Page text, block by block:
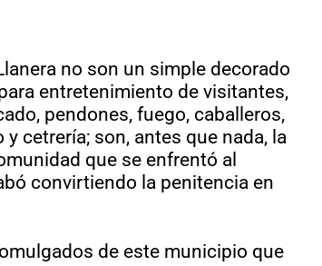
no son un simple decorado
entretenimiento de visitantes,
pendones, fuego, caballeros,
y cetrería; son, antes que nada, la
que se enfrentó al
convirtiendo la penitencia en
de este municipio que